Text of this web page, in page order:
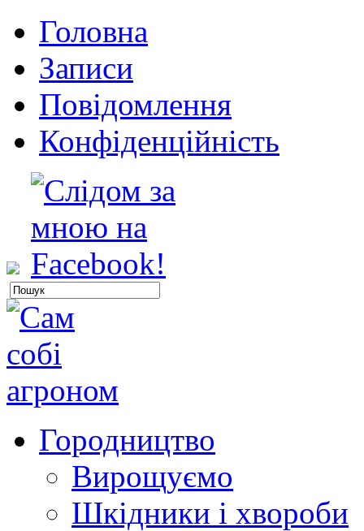
Головна
Записи
Повідомлення
Конфіденційність
Городництво
Вирощуємо
Шкідники і хвороби